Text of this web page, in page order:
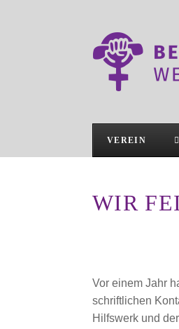
VEREIN
WIR
Vor einem Jahr
schriftlichen
Hilfswerk und